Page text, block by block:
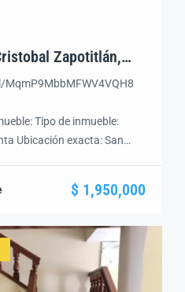
Zapotitlán,
Tipo de inmueble:
Ubicación exacta: San
1 Área de Servicios: Si
$ 1,950,000